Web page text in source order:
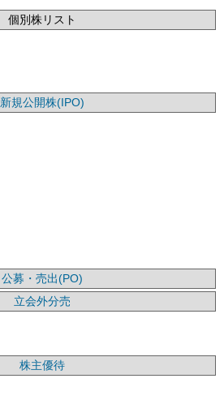
個別株リスト
新規公開株(IPO)
公募・売出(PO)
立会外分売
株主優待